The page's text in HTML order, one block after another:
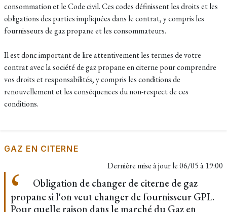
consommation et le Code civil. Ces codes définissent les droits et les
obligations des parties impliquées dans le contrat, y compris les
fournisseurs de gaz propane et les consommateurs.
Il est donc important de lire attentivement les termes de votre
contrat avec la société de gaz propane en citerne pour comprendre
vos droits et responsabilités, y compris les conditions de
renouvellement et les conséquences du non-respect de ces
conditions.
GAZ EN CITERNE
Dernière mise à jour le06/05 à 19:00
Obligation de changer de citerne de gaz
propane si l'on veut changer de fournisseur GPL.
Pour quelle raison dans le marché du Gaz en